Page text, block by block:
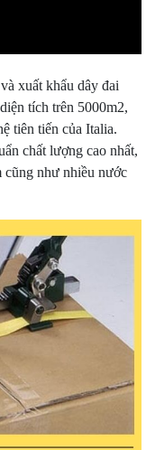
xuất khẩu dây đai
tích trên 5000m2,
tiên tiến của Italia.
chất lượng cao nhất,
cũng như nhiều nước